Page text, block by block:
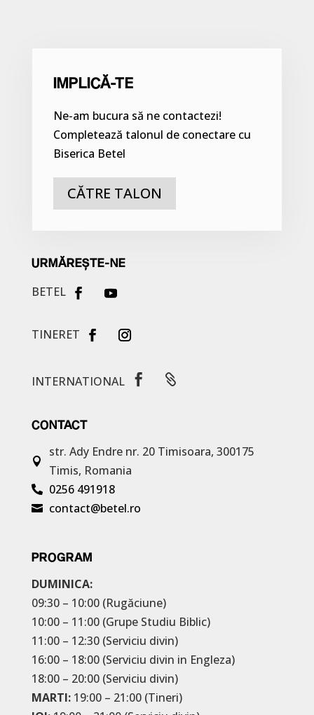
IMPLICĂ-TE
Ne-am bucura să ne contactezi!
Completează talonul de conectare cu
Biserica Betel
CĂTRE TALON
URMĂREȘTE-NE
BETEL
TINERET
INTERNATIONAL  
CONTACT

str. Ady Endre nr. 20 Timisoara, 300175
Timis, Romania
 0256 491918
 contact@betel.ro
PROGRAM
DUMINICA:
09:30 – 10:00 (Rugăciune)
10:00 – 11:00 (Grupe Studiu Biblic)
11:00 – 12:30 (Serviciu divin)
16:00 – 18:00 (Serviciu divin in Engleza)
18:00 – 20:00 (Serviciu divin)
MARTI: 19:00 – 21:00 (Tineri)